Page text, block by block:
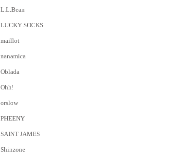
L.L.Bean
LUCKY SOCKS
maillot
nanamica
Oblada
Ohh!
orslow
PHEENY
SAINT JAMES
Shinzone